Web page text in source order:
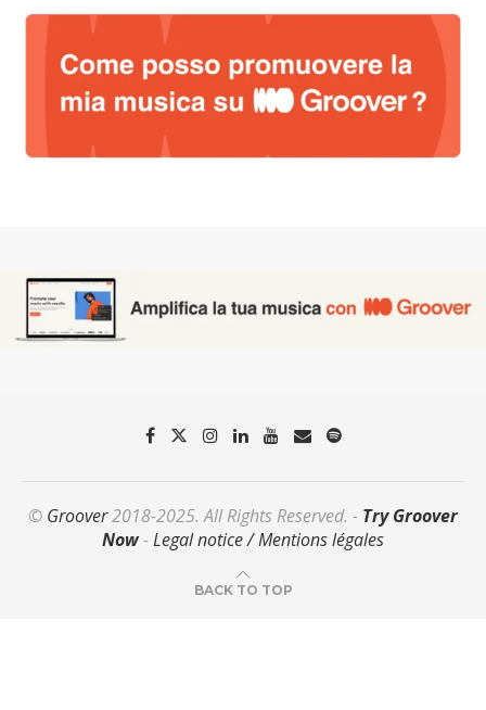
© Groover2018-2025. All Rights Reserved. - Try Groover
Now-Legal notice / Mentions légales
BACK TO TOP